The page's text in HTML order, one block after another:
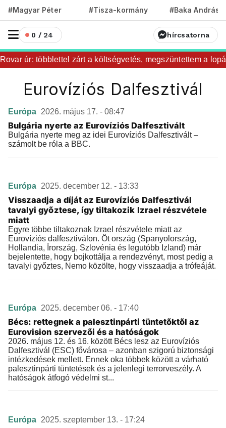
#Magyar Péter #Tisza-kormány #Baka András
0 / 24 hírcsatorna
úr: többlettel zárt a költségvetés, megszüntettem a
Eurovíziós Dalfesztivál
Európa 2026. május 17. - 08:47
Bulgária nyerte az Eurovíziós Dalfesztivált
Bulgária nyerte meg az idei Eurovíziós Dalfesztivált –
számolt be róla a BBC.
Európa 2025. december 12. - 13:33
Visszaadja a díját az Eurovíziós Dalfesztivál
tavalyi győztese, így tiltakozik Izrael részvétele
miatt
Egyre többe tiltakoznak Izrael részvétele miatt az
Eurovíziós dalfesztiválon. Öt ország (Spanyolország,
Hollandia, Írország, Szlovénia és legutóbb Izland) már
bejelentette, hogy bojkottálja a rendezvényt, most pedig a
tavalyi győztes, Nemo közölte, hogy visszaadja a trófeáját.
Európa 2025. december 06. - 17:40
Bécs: rettegnek a palesztinpárti tüntetőktől az
Eurovision szervezői és a hatóságok
2026. május 12. és 16. között Bécs lesz az Eurovíziós
Dalfesztivál (ESC) fővárosa – azonban szigorú biztonsági
intézkedések mellett. Ennek oka többek között a várható
palesztinpárti tüntetések és a jelenlegi terrorveszély. A
hatóságok átfogó védelmi st...
Európa 2025. szeptember 13. - 17:24